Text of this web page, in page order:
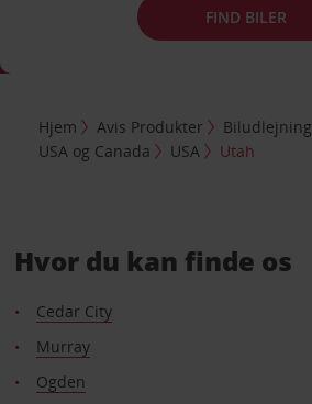
FIND BILER
Hjem Avis Produkter
Biludlejning
USA og Canada
USA Utah
Hvor du kan finde os
Cedar City
Murray
Ogden